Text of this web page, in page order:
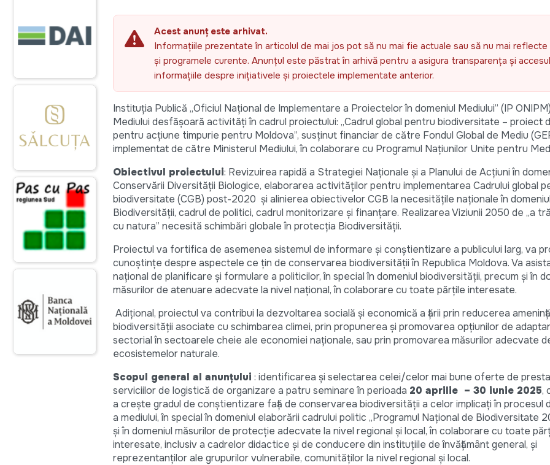
Acest anunț este arhivat.
Informațiile prezentate în articolul de mai jos pot să nu mai fie actuale sau să nu mai
și programele curente. Anunțul este păstrat în arhivă pentru a asigura transparența și
informațiile despre inițiativele și proiectele implementate anterior.
Instituția Publică „Oficiul Național de Implementare a Proiectelor în domeniul Mediului” (IP
Mediului desfășoară activități în cadrul proiectului: „Cadrul global pentru biodiversitate – proiect
pentru acțiune timpurie pentru Moldova”, susținut financiar de către Fondul Global de Mediu
implementat de către Ministerul Mediului, în colaborare cu Programul Națiunilor Unite pentru
Obiectivul proiectului: Revizuirea rapidă a Strategiei Naționale și a Planului de Acțiuni în
Conservării Diversității Biologice, elaborarea activităților pentru implementarea Cadrului global
biodiversitate (CGB) post-2020 și alinierea obiectivelor CGB la necesitățile naționale în
Biodiversității, cadrul de politici, cadrul monitorizare și finanțare. Realizarea Viziunii 2050 de „a
cu natura” necesită schimbări globale în protecția Biodiversității.
Proiectul va fortifica de asemenea sistemul de informare și conștientizare a publicului larg, va
cunoștințe despre aspectele ce țin de conservarea biodiversității în Republica Moldova. Va
național de planificare și formulare a politicilor, în special în domeniul biodiversității, precum și în
măsurilor de atenuare adecvate la nivel național, în colaborare cu toate părțile interesate.
Adițional, proiectul va contribui la dezvoltarea socială și economică a țării prin reducerea
biodiversității asociate cu schimbarea climei, prin propunerea și promovarea opțiunilor de
sectorial în sectoarele cheie ale economiei naționale, sau prin promovarea măsurilor adecvate
ecosistemelor naturale.
Scopul general al anunțului : identificarea și selectarea celei/celor mai bune oferte de
serviciilor de logistică de organizare a patru seminare în perioada 20 aprilie – 30 iunie 2025,
a crește gradul de conștientizare față de conservarea biodiversității a celor implicați în procesul
a mediului, în special în domeniul elaborării cadrului politic „Programul Național de Biodiversitate
și în domeniul măsurilor de protecție adecvate la nivel regional și local, în colaborare cu toate
interesate, inclusiv a cadrelor didactice și de conducere din instituțiile de învățământ general, și
reprezentanților ale grupurilor vulnerabile, comunităților la nivel regional și local.